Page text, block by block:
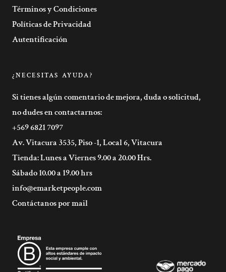
Términos y Condiciones
Políticas de Privacidad
Autentificación
¿NECESITAS AYUDA?
Si tienes algún comentario de mejora, duda o solicitud,
no dudes en contactarnos:
+569 6821 7097
Av. Vitacura 3535, Piso -1, Local 6, Vitacura
Tienda: Lunes a Viernes 9.00 a 20.00 Hrs.
Sábado 10.00 a 19.00 hrs
info@emarketpeople.com
Contáctanos por mail